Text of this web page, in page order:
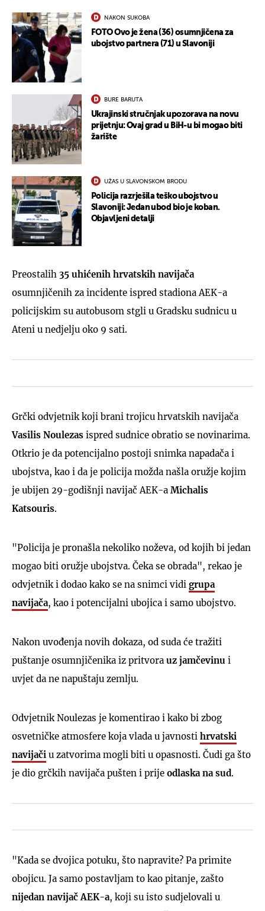
NAKON SUKOBA
FOTO Ovo je žena (36) osumnjičena za
ubojstvo partnera (71) u Slavoniji
BURE BARUTA
Ukrajinski stručnjak upozorava na novu
prijetnju: Ovaj grad u BiH-u bi mogao biti
žarište
UŽAS U SLAVONSKOM BRODU
Policija razrješila teško ubojstvo u
Slavoniji: Jedan ubod bio je koban.
Objavljeni detalji
Preostalih 35 uhićenih hrvatskih navijača
osumnjičenih za incidente ispred stadiona AEK-a
policijskim su autobusom stgli u Gradsku sudnicu u
Ateni u nedjelju oko 9 sati.
Grčki odvjetnik koji brani trojicu hrvatskih navijača
Vasilis Noulezas ispred sudnice obratio se novinarima.
Otkrio je da potencijalno postoji snimka napadača i
ubojstva, kao i da je policija možda našla oružje kojim
je ubijen 29-godišnji navijač AEK-a Michalis
Katsouris.
"Policija je pronašla nekoliko noževa, od kojih bi jedan
mogao biti oružje ubojstva. Čeka se obrada", rekao je
odvjetnik i dodao kako se na snimci vidi grupa
navijača, kao i potencijalni ubojica i samo ubojstvo.
Nakon uvođenja novih dokaza, od suda će tražiti
puštanje osumnjičenika iz pritvora uz jamčevinu i
uvjet da ne napuštaju zemlju.
Odvjetnik Noulezas je komentirao i kako bi zbog
osvetničke atmosfere koja vlada u javnosti hrvatski
navijači u zatvorima mogli biti u opasnosti. Čudi ga što
je dio grčkih navijača pušten i prije odlaska na sud.
"Kada se dvojica potuku, što napravite? Pa primite
obojicu. Ja samo postavljam to kao pitanje, zašto
nijedan navijač AEK-a, koji su isto sudjelovali u